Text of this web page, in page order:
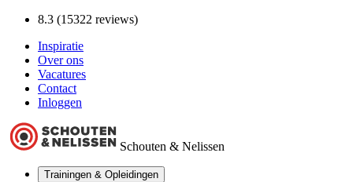
8.3 (15322 reviews)
Inspiratie
Over ons
Vacatures
Contact
Inloggen
Schouten & Nelissen
Trainingen & Opleidingen